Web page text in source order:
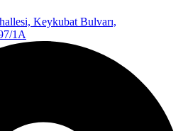
Keykubat Bulvarı,
1A